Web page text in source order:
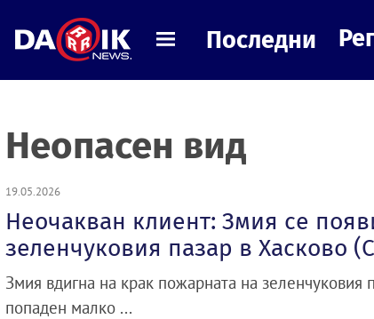
Последни
Неопасен вид
19.05.2026
Неочакван клиент: Змия се
зеленчуковия пазар в Хасково
Змия вдигна на крак пожарната на зеленчуковия
попаден малко ...